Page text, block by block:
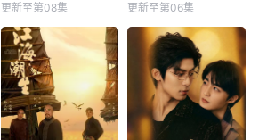
更新至第08集 更新至第06集